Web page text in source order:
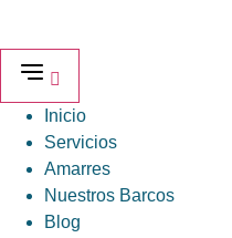
contenido
Inicio
Servicios
Amarres
Nuestros Barcos
Blog